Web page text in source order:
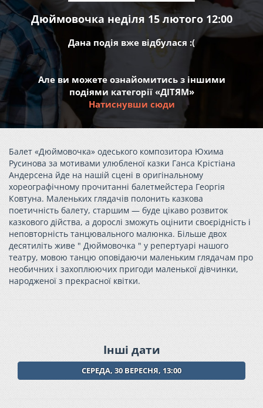
Дюймовочка неділя 15 лютого 12:00
Дана подія вже відбулася :(
Але ви можете ознайомитись з іншими
подіями категорії «ДІТЯМ»
Натиснувши сюди
Балет «Дюймовочка» одеського композитора Юхима
Русинова за мотивами улюбленої казки Ганса Крістіана
Андерсена йде на нашій сцені в оригінальному
хореографічному прочитанні балетмейстера Георгія
Ковтуна. Маленьких глядачів полонить казкова
поетичність балету, старшим — буде цікаво розвиток
казкового дійства, а дорослі зможуть оцінити своєрідність і
неповторність танцювального малюнка. Більше двох
десятиліть живе " Дюймовочка " у репертуарі нашого
театру, мовою танцю оповідаючи маленьким глядачам про
нeобичних і захоплюючих пригоди маленької дівчинки,
народженої з прекрасної квітки.
Інші дати
СЕРЕДА, 30 ВЕРЕСНЯ, 13:00